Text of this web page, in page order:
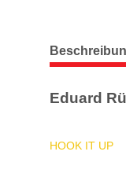
weitere
Eduard
HOOK IT UP